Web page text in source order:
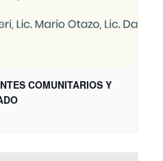
COMUNITARIOS Y